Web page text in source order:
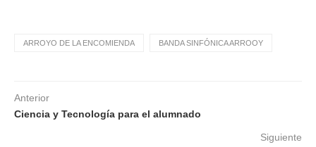
ARROYO DE LA ENCOMIENDA BANDA SINFÓNICA ARROOY
Anterior
Ciencia y Tecnología para el alumnado
Siguiente